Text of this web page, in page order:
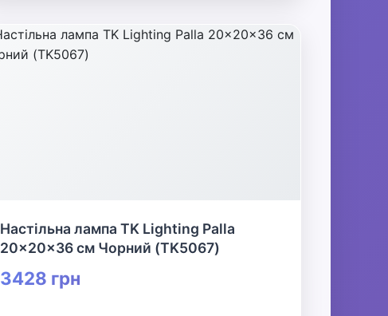
Настільна лампа TK Lighting Palla
20x20x36 см Чорний (TK5067)
3428 грн